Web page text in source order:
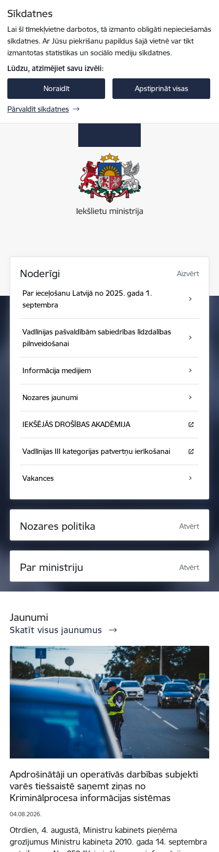
Sīkdatnes
Lai šī tīmekļvietne darbotos, tā izmanto obligāti nepieciešamās
sīkdatnes. Ar Jūsu piekrišanu papildus šajā vietnē var tikt
izmantotas statistikas un sociālo mediju sīkdatnes.
Lūdzu, atzīmējiet savu izvēli:
Noraidīt Apstiprināt visas
Pārvaldīt sīkdatnes
Noderīgi Aizvērt
Par ieceļošanu Latvijā no 2025. gada 1.
septembra
Vadlīnijas pašvaldībām sabiedrības līdzdalības
pilnveidošanai
Informācija medijiem
Nozares jaunumi
IEKŠĒJĀS DROŠĪBAS AKADĒMIJA
Vadlīnijas III kategorijas patvertņu ierīkošanai
Vakances
Nozares politika Atvērt
Par ministriju Atvērt
Jaunumi
Skatīt visus jaunumus
Apdrošinātāji un operatīvās darbības subjekti
varēs tiešsaistē saņemt ziņas no
Kriminālprocesa informācijas sistēmas
04.08.2026.
Otrdien, 4. augustā, Ministru kabinets pieņēma
grozījumus Ministru kabineta 2010. gada 14. septembra